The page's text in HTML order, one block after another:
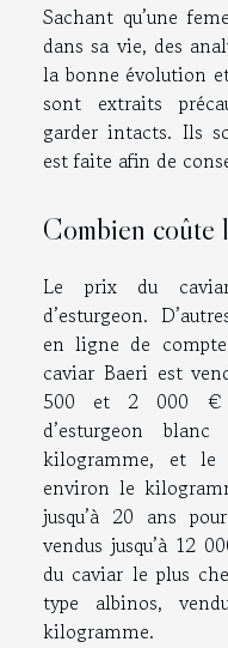
Sachant qu’une
dans sa vie, des
la bonne évolution
sont extraits
garder intacts. Ils
est faite afin de
Combien coûte
Le prix du
d’esturgeon.
en ligne de
caviar Baeri est
500 et 2 000 €
d’esturgeon
kilogramme, et
environ le
jusqu’à 20 ans
vendus jusqu’à 12
du caviar le plus
type albinos,
kilogramme.